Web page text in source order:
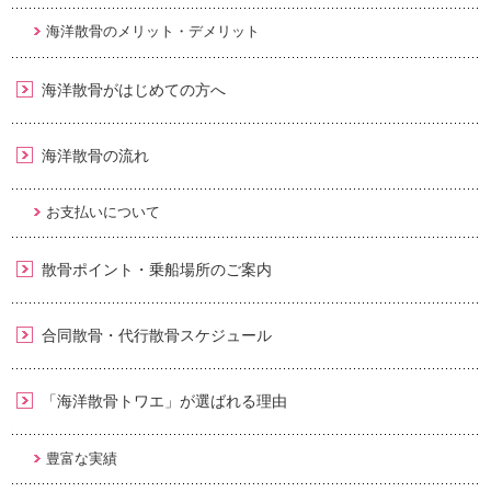
海洋散骨のメリット・デメリット
海洋散骨がはじめての方へ
海洋散骨の流れ
お支払いについて
散骨ポイント・乗船場所のご案内
合同散骨・代行散骨スケジュール
「海洋散骨トワエ」が選ばれる理由
豊富な実績